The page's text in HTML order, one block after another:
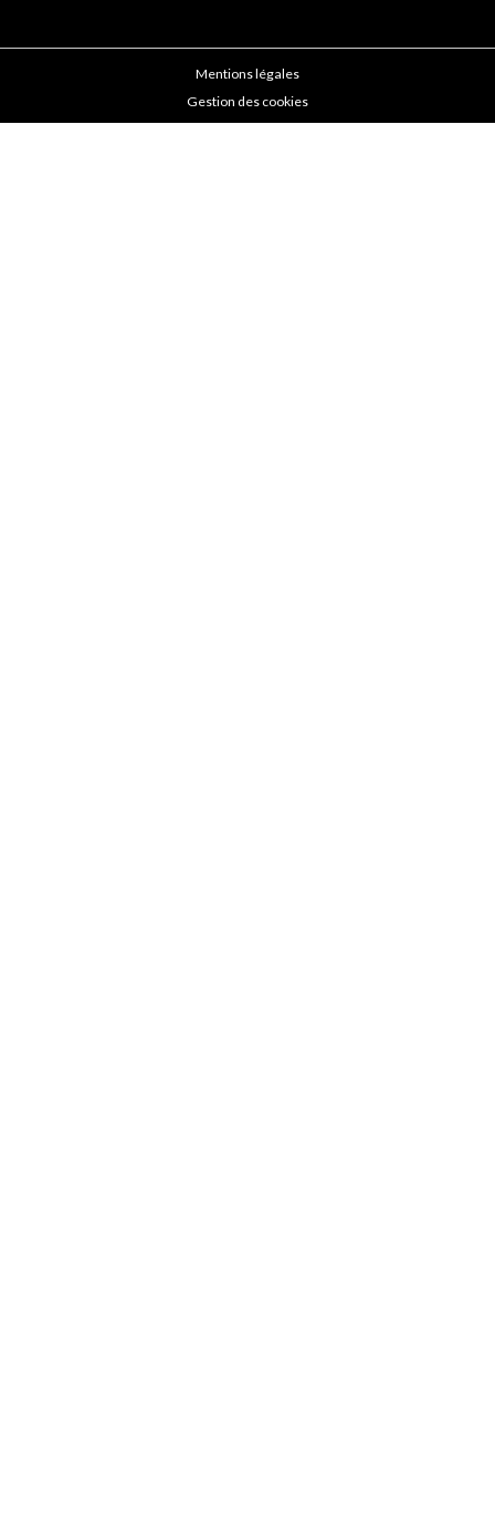
Mentions légales
Gestion des cookies